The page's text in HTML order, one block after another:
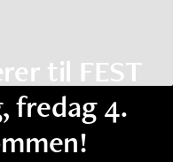
til FEST
fredag 4.